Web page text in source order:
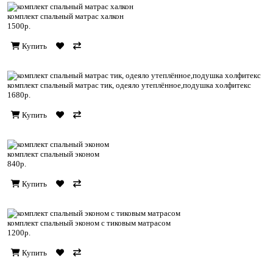
комплект спальный матрас халкон
1500р.
Купить
комплект спальный матрас тик, одеяло утеплённое,подушка холфитекс
1680р.
Купить
комплект спальный эконом
840р.
Купить
комплект спальный эконом с тиковым матрасом
1200р.
Купить